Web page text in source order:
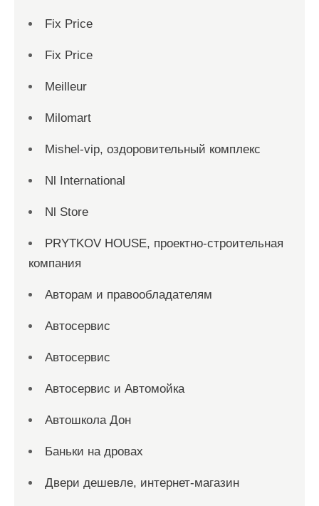
Fix Price
Fix Price
Meilleur
Milomart
Mishel-vip, оздоровительный комплекс
Nl International
Nl Store
PRYTKOV HOUSE, проектно-строительная
компания
Авторам и правообладателям
Автосервис
Автосервис
Автосервис и Автомойка
Автошкола Дон
Баньки на дровах
Двери дешевле, интернет-магазин